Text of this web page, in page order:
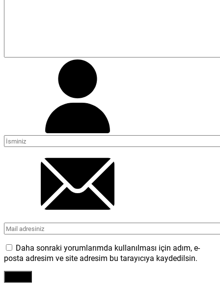
Daha sonraki yorumlarımda kullanılması için adım, e-
posta adresim ve site adresim bu tarayıcıya kaydedilsin.